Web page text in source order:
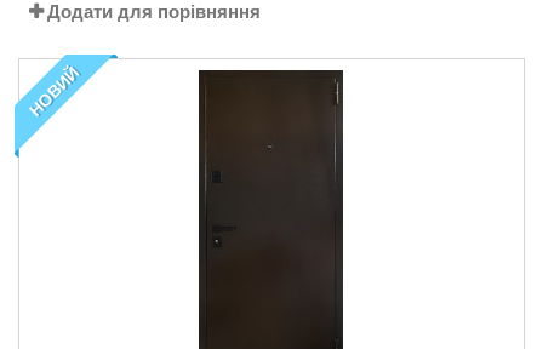
Додати для порівняння
НОВИЙ